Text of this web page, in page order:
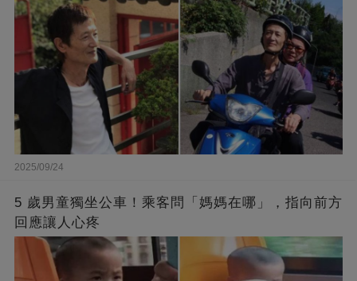
2025/09/24
5 歲男童獨坐公車！乘客問「媽媽在哪」，指向前方
回應讓人心疼